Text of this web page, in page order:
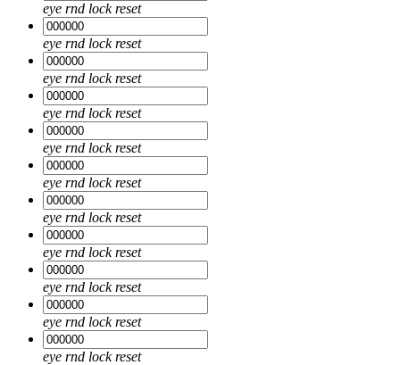
eye rnd lock reset
eye rnd lock reset
eye rnd lock reset
eye rnd lock reset
eye rnd lock reset
eye rnd lock reset
eye rnd lock reset
eye rnd lock reset
eye rnd lock reset
eye rnd lock reset
eye rnd lock reset